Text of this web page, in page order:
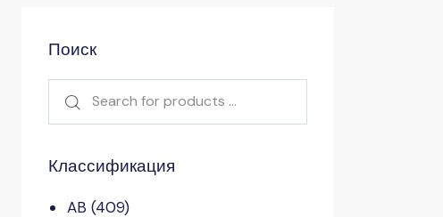
Поиск
Классификация
AB (409)